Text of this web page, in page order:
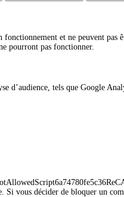
et ne peuvent
pourront pas fonctionner.
d’audience, tels que Google
Si vous décider de bloquer un